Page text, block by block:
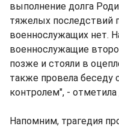
выполнение долга
тяжелых последствий
военнослужащих нет.
военнослужащие
позже и стояли в
также провела беседу
контролем", -
Напомним, трагедия